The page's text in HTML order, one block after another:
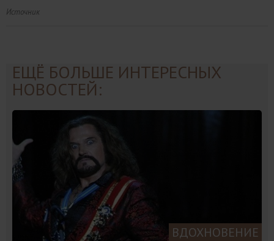
Источник
ЕЩЁ БОЛЬШЕ ИНТЕРЕСНЫХ
НОВОСТЕЙ:
ВДОХНОВЕНИЕ